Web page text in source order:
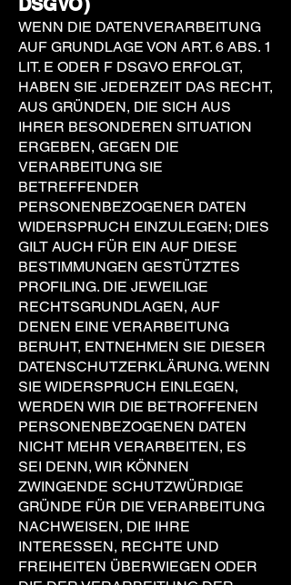
DSGVO)
WENN DIE DATENVERARBEITUNG
AUF GRUNDLAGE VON ART. 6 ABS. 1
LIT. E ODER F DSGVO ERFOLGT,
HABEN SIE JEDERZEIT DAS RECHT,
AUS GRÜNDEN, DIE SICH AUS
IHRER BESONDEREN SITUATION
ERGEBEN, GEGEN DIE
VERARBEITUNG SIE
BETREFFENDER
PERSONENBEZOGENER DATEN
WIDERSPRUCH EINZULEGEN; DIES
GILT AUCH FÜR EIN AUF DIESE
BESTIMMUNGEN GESTÜTZTES
PROFILING. DIE JEWEILIGE
RECHTSGRUNDLAGEN, AUF
DENEN EINE VERARBEITUNG
BERUHT, ENTNEHMEN SIE DIESER
DATENSCHUTZERKLÄRUNG. WENN
SIE WIDERSPRUCH EINLEGEN,
WERDEN WIR DIE BETROFFENEN
PERSONENBEZOGENEN DATEN
NICHT MEHR VERARBEITEN, ES
SEI DENN, WIR KÖNNEN
ZWINGENDE SCHUTZWÜRDIGE
GRÜNDE FÜR DIE VERARBEITUNG
NACHWEISEN, DIE IHRE
INTERESSEN, RECHTE UND
FREIHEITEN ÜBERWIEGEN ODER